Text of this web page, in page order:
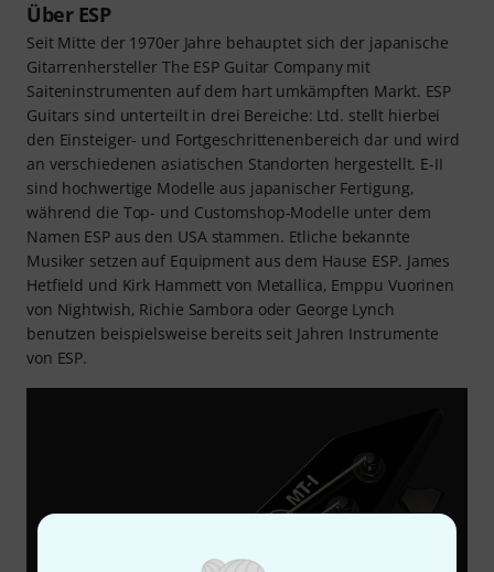
Über ESP
Seit Mitte der 1970er Jahre behauptet sich der japanische
Gitarrenhersteller The ESP Guitar Company mit
Saiteninstrumenten auf dem hart umkämpften Markt. ESP
Guitars sind unterteilt in drei Bereiche: Ltd. stellt hierbei
den Einsteiger- und Fortgeschrittenenbereich dar und wird
an verschiedenen asiatischen Standorten hergestellt. E-II
sind hochwertige Modelle aus japanischer Fertigung,
während die Top- und Customshop-Modelle unter dem
Namen ESP aus den USA stammen. Etliche bekannte
Musiker setzen auf Equipment aus dem Hause ESP. James
Hetfield und Kirk Hammett von Metallica, Emppu Vuorinen
von Nightwish, Richie Sambora oder George Lynch
benutzen beispielsweise bereits seit Jahren Instrumente
von ESP.